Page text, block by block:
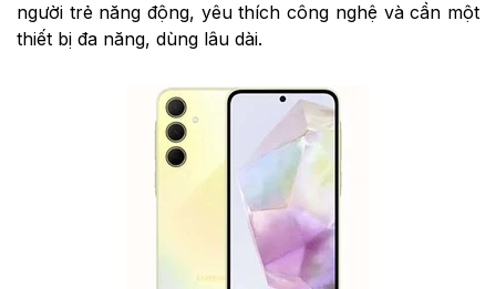
người trẻ năng động, yêu thích công nghệ và cần một
thiết bị đa năng, dùng lâu dài.